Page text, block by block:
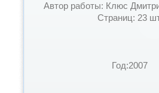
Автор работы: Клюс
Страниц: 23
Год:2007